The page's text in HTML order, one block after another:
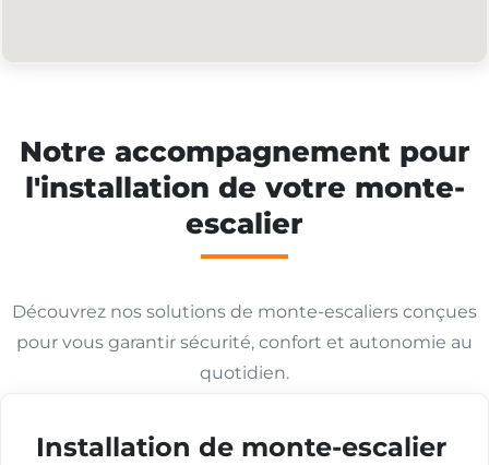
Notre accompagnement pour
l'installation de votre monte-
escalier
Découvrez nos solutions de monte-escaliers conçues
pour vous garantir sécurité, confort et autonomie au
quotidien.
Installation de monte-escalier